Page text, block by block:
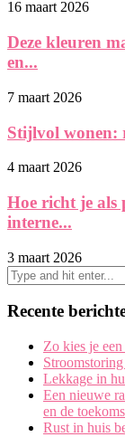
16 maart 2026
Deze kleuren
en...
7 maart 2026
Stijlvol wonen:
4 maart 2026
Hoe richt je als
interne...
3 maart 2026
Recente
Zo kies je
Lekkage in
Een nieuwe
en de
Rust in huis